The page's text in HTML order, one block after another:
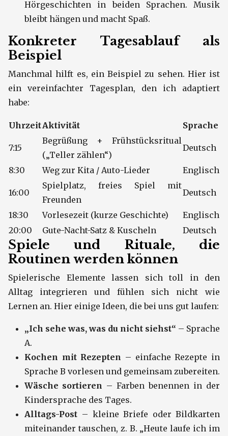
Hörgeschichten in beiden Sprachen. Musik
bleibt hängen und macht Spaß.
Konkreter Tagesablauf als
Beispiel
Manchmal hilft es, ein Beispiel zu sehen. Hier ist
ein vereinfachter Tagesplan, den ich adaptiert
habe:
UhrzeitAktivität Sprache
7:15
Begrüßung + Frühstücksritual
(„Teller zählen“)
Deutsch
8:30 Weg zur Kita / Auto-Lieder Englisch
16:00
Spielplatz, freies Spiel mit
Freunden
Deutsch
18:30 Vorlesezeit (kurze Geschichte)
Englisch
20:00
Gute-Nacht-Satz & Kuscheln Deutsch
Spiele und Rituale, die
Routinen werden können
Spielerische Elemente lassen sich toll in den
Alltag integrieren und fühlen sich nicht wie
Lernen an. Hier einige Ideen, die bei uns gut laufen:
„Ich sehe was, was du nicht siehst“ – Sprache
A.
Kochen mit Rezepten – einfache Rezepte in
Sprache B vorlesen und gemeinsam zubereiten.
Wäsche sortieren – Farben benennen in der
Kindersprache des Tages.
Alltags-Post – kleine Briefe oder Bildkarten
miteinander tauschen, z. B. „Heute laufe ich im